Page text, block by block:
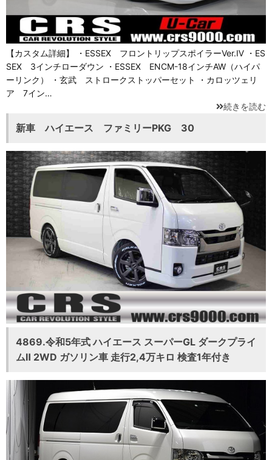
【カスタム詳細】 ・ESSEX フロントリップスポイラーVer.Ⅳ ・ES
SEX 3インチローダウン ・ESSEX ENCM-18インチAW（ハイパ
ーリンク） ・玄武 ストロークストッパーセット ・カロッツェリ
ア 7イン…
続きを読む
新車 ハイエース ファミリーPKG 30
4869.令和5年式 ハイエース スーパーGL ダークプライ
ムⅡ 2WD ガソリン車 走行2,4万キロ 検査1年付き